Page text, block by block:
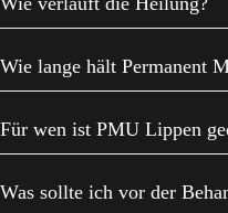
Wie lange hält Permanent
Für wen ist PMU Lippen
Was sollte ich vor der